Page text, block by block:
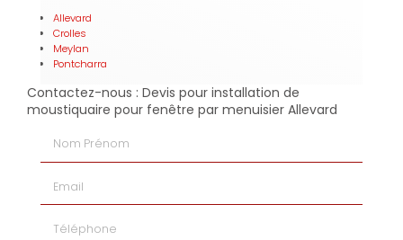
Allevard
Crolles
Meylan
Pontcharra
Contactez-nous : Devis pour installation de
moustiquaire pour fenêtre par menuisier Allevard